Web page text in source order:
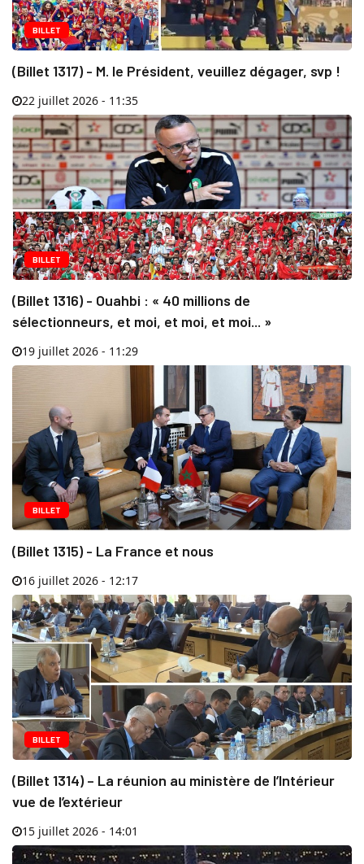
BILLET
(Billet 1317) - M. le Président, veuillez dégager, svp !
22 juillet 2026 - 11:35
BILLET
(Billet 1316) - Ouahbi : « 40 millions de
sélectionneurs, et moi, et moi, et moi... »
19 juillet 2026 - 11:29
BILLET
(Billet 1315) - La France et nous
16 juillet 2026 - 12:17
BILLET
(Billet 1314) – La réunion au ministère de l’Intérieur
vue de l’extérieur
15 juillet 2026 - 14:01